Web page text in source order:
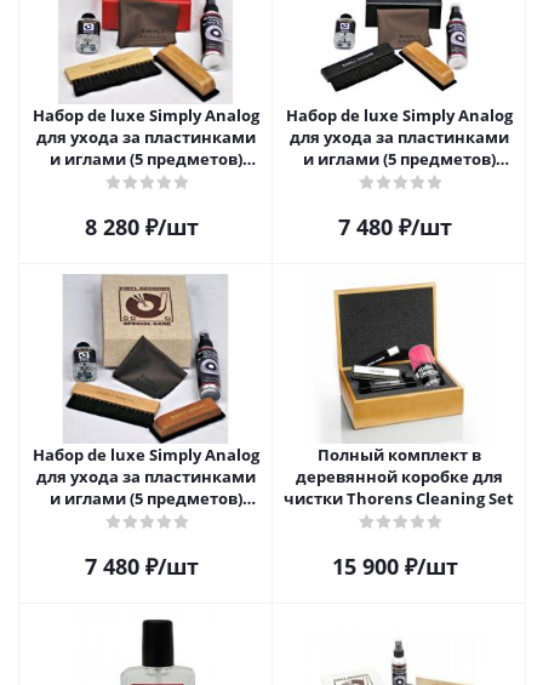
Набор de luxe Simply Analog
для ухода за пластинками
и иглами (5 предметов)
SAVC008
8 280₽/шт
Набор de luxe Simply Analog
для ухода за пластинками
и иглами (5 предметов)
SAVC003
7 480₽/шт
Набор de luxe Simply Analog
для ухода за пластинками
и иглами (5 предметов)
SAVC005
7 480₽/шт
Полный комплект в
деревянной коробке для
чистки Thorens Cleaning Set
15 900₽/шт